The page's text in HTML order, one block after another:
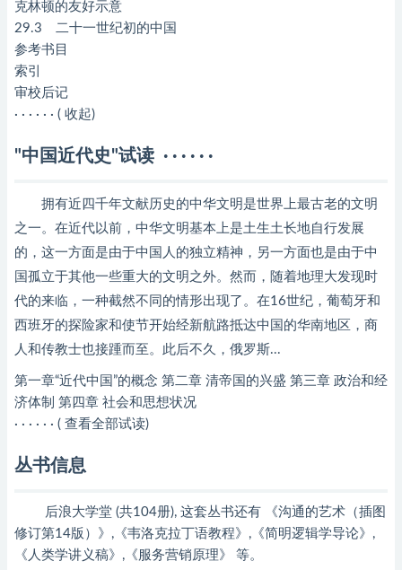
克林顿的友好示意
29.3 二十一世纪初的中国
参考书目
索引
审校后记
· · · · · · ( 收起)
"中国近代史"试读 · · · · · ·
拥有近四千年文献历史的中华文明是世界上最古老的文明
之一。在近代以前，中华文明基本上是土生土长地自行发展
的，这一方面是由于中国人的独立精神，另一方面也是由于中
国孤立于其他一些重大的文明之外。然而，随着地理大发现时
代的来临，一种截然不同的情形出现了。在16世纪，葡萄牙和
西班牙的探险家和使节开始经新航路抵达中国的华南地区，商
人和传教士也接踵而至。此后不久，俄罗斯...
第一章“近代中国”的概念 第二章 清帝国的兴盛 第三章 政治和经
济体制 第四章 社会和思想状况
· · · · · · ( 查看全部试读)
丛书信息
后浪大学堂 (共104册), 这套丛书还有 《沟通的艺术（插图
修订第14版）》,《韦洛克拉丁语教程》,《简明逻辑学导论》,
《人类学讲义稿》,《服务营销原理》 等。